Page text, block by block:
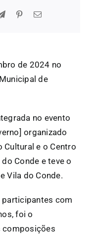
de 2024 no
de
no evento
organizado
Cultural e o Centro
Conde e teve o
Vila do Conde.
participantes com
foi o
composições